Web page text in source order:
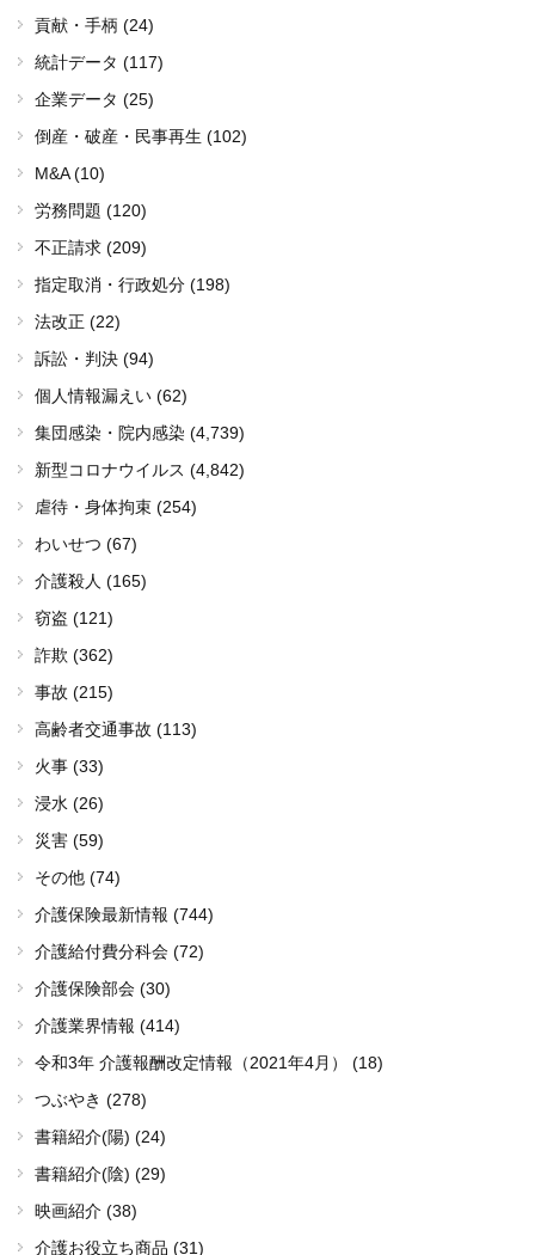
貢献・手柄 (24)
統計データ (117)
企業データ (25)
倒産・破産・民事再生 (102)
M&A (10)
労務問題 (120)
不正請求 (209)
指定取消・行政処分 (198)
法改正 (22)
訴訟・判決 (94)
個人情報漏えい (62)
集団感染・院内感染 (4,739)
新型コロナウイルス (4,842)
虐待・身体拘束 (254)
わいせつ (67)
介護殺人 (165)
窃盗 (121)
詐欺 (362)
事故 (215)
高齢者交通事故 (113)
火事 (33)
浸水 (26)
災害 (59)
その他 (74)
介護保険最新情報 (744)
介護給付費分科会 (72)
介護保険部会 (30)
介護業界情報 (414)
令和3年 介護報酬改定情報（2021年4月） (18)
つぶやき (278)
書籍紹介(陽) (24)
書籍紹介(陰) (29)
映画紹介 (38)
介護お役立ち商品 (31)